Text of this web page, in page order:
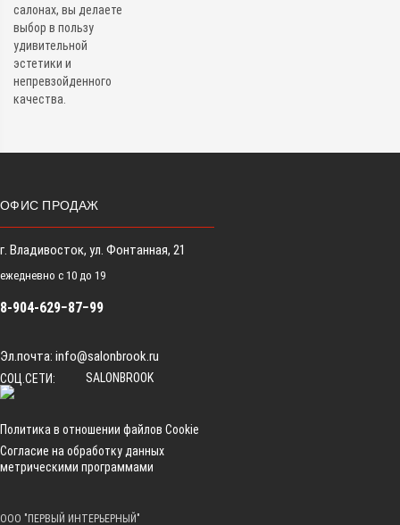
салонах, вы делаете
выбор в пользу
удивительной
эстетики и
непревзойденного
качества.
ОФИС ПРОДАЖ
г. Владивосток, ул. Фонтанная, 21
ежедневно с 10 до 19
8-904-629−87−99
Эл.почта: info@salonbrook.ru
СОЦ.СЕТИ: SALONBROOK
Политика в отношении файлов Cookie
Согласие на обработку данных
метрическими программами
ООО "ПЕРВЫЙ ИНТЕРЬЕРНЫЙ"